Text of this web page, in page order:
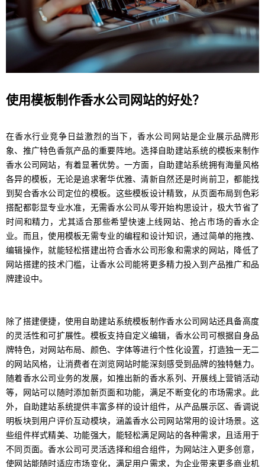
使用模板制作香水公司网站的好处？
在香水行业竞争日益激烈的当下，香水公司网站是企业展示品牌形
象、推广特色香氛产品的重要阵地。选择自助建站系统的模板来制作
香水公司网站，有着显著优势。一方面，自助建站系统拥有海量风格
各异的模板，无论是追求奢华优雅、清新自然还是时尚前卫，都能找
到契合香水公司定位的模板。这些模板设计精致，从页面布局到色彩
搭配都彰显专业水准，无需香水公司从零开始构思设计，极大节省了
时间和精力，尤其适合那些希望快速上线网站、抢占市场的香水企
业。而且，使用模板无需专业的编程和设计知识，通过简单的拖拽、
编辑操作，就能轻松搭建出符合香水公司形象和需求的网站，降低了
网站搭建的技术门槛，让香水公司能将更多精力投入到产品推广和品
牌建设中。
除了搭建便捷，使用自助建站系统模板制作香水公司网站还具备高度
的灵活性和可扩展性。模板支持自定义编辑，香水公司可根据自身品
牌特色，对网站布局、颜色、字体等进行个性化设置，打造独一无二
的网站风格，让消费者在浏览网站时能深刻感受到品牌的独特魅力。
随着香水公司业务的发展，如推出新的香水系列、开展线上营销活动
等，网站可以随时添加新页面和功能，满足不断变化的市场需求。此
外，自助建站系统提供丰富多样的设计组件，从产品展示区、香调说
明板块到用户评价互动模块，涵盖香水公司网站常用的设计场景。这
些组件样式精美、功能强大，能轻松满足网站的各种需求，且适用于
不同页面。香水公司可灵活选择和组合组件，为网站注入更多创意，
使网站能随时适应市场变化，满足用户需求，为企业带来更多商业机